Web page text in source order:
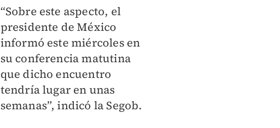
“Sobre este aspecto, el
presidente de México
informó este miércoles en
su conferencia matutina
que dicho encuentro
tendría lugar en unas
semanas”, indicó la Segob.